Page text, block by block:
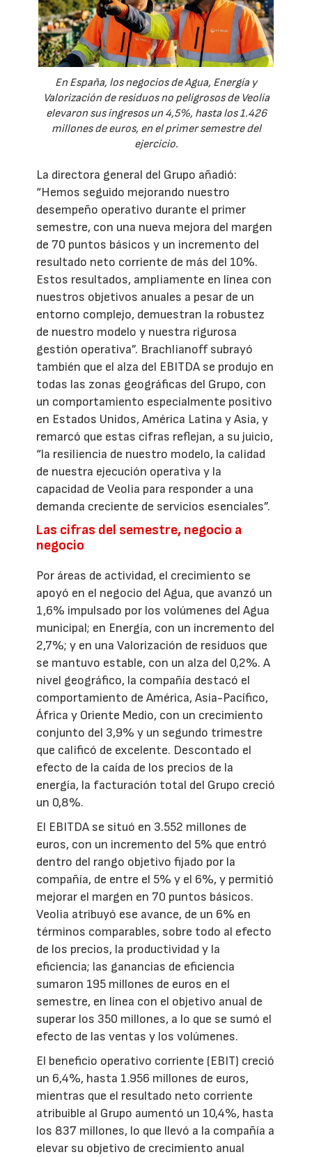
En España, los negocios de Agua, Energía y
Valorización de residuos no peligrosos de Veolia
elevaron sus ingresos un 4,5%, hasta los 1.426
millones de euros, en el primer semestre del
ejercicio.
La directora general del Grupo añadió:
“Hemos seguido mejorando nuestro
desempeño operativo durante el primer
semestre, con una nueva mejora del margen
de 70 puntos básicos y un incremento del
resultado neto corriente de más del 10%.
Estos resultados, ampliamente en línea con
nuestros objetivos anuales a pesar de un
entorno complejo, demuestran la robustez
de nuestro modelo y nuestra rigurosa
gestión operativa”. Brachlianoff subrayó
también que el alza del EBITDA se produjo en
todas las zonas geográficas del Grupo, con
un comportamiento especialmente positivo
en Estados Unidos, América Latina y Asia, y
remarcó que estas cifras reflejan, a su juicio,
“la resiliencia de nuestro modelo, la calidad
de nuestra ejecución operativa y la
capacidad de Veolia para responder a una
demanda creciente de servicios esenciales”.
Las cifras del semestre, negocio a
negocio
Por áreas de actividad, el crecimiento se
apoyó en el negocio del Agua, que avanzó un
1,6% impulsado por los volúmenes del Agua
municipal; en Energía, con un incremento del
2,7%; y en una Valorización de residuos que
se mantuvo estable, con un alza del 0,2%. A
nivel geográfico, la compañía destacó el
comportamiento de América, Asia-Pacífico,
África y Oriente Medio, con un crecimiento
conjunto del 3,9% y un segundo trimestre
que calificó de excelente. Descontado el
efecto de la caída de los precios de la
energía, la facturación total del Grupo creció
un 0,8%.
El EBITDA se situó en 3.552 millones de
euros, con un incremento del 5% que entró
dentro del rango objetivo fijado por la
compañía, de entre el 5% y el 6%, y permitió
mejorar el margen en 70 puntos básicos.
Veolia atribuyó ese avance, de un 6% en
términos comparables, sobre todo al efecto
de los precios, la productividad y la
eficiencia; las ganancias de eficiencia
sumaron 195 millones de euros en el
semestre, en línea con el objetivo anual de
superar los 350 millones, a lo que se sumó el
efecto de las ventas y los volúmenes.
El beneficio operativo corriente (EBIT) creció
un 6,4%, hasta 1.956 millones de euros,
mientras que el resultado neto corriente
atribuible al Grupo aumentó un 10,4%, hasta
los 837 millones, lo que llevó a la compañía a
elevar su objetivo de crecimiento anual